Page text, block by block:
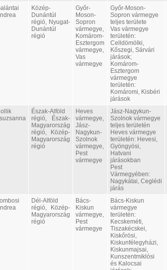
Közép-
Dunántúl
régió, Nyugat-
Dunántúl
régió
Győr-
Moson-
Sopron
vármegye,
Komárom-
Esztergom
vármegye,
Vas
vármegye
Győr-Moson-
Sopron vármegye
teljes területe
Vas vármegye
területén:
Celldömölki,
Kőszegi, Sárvári
járások;
Komárom-
Esztergom
vármegye
területén:
Komáromi, Kisbéri
járások
Észak-Alföld
régió, Észak-
Magyarország
régió, Közép-
Magyarország
régió
Heves
vármegye,
Jász-
Nagykun-
Szolnok
vármegye,
Pest
vármegye
Jász-Nagykun-
Szolnok vármegye
teljes területén
Heves vármegye
területén: Hevesi,
Gyöngyösi,
Hatvani
járásokban
Pest
Vármegyében:
Nagykátai, Ceglédi
járás
Dél-Alföld
régió, Közép-
Magyarország
régió
Bács-
Kiskun
vármegye,
Pest
vármegye
Bács-Kiskun
vármegye
területén:
Kecskeméti,
Tiszakécskei,
Kiskőrösi,
Kiskunfélegyházi,
Kiskunmajsai,
Kunszentmiklósi
és Kalocsai